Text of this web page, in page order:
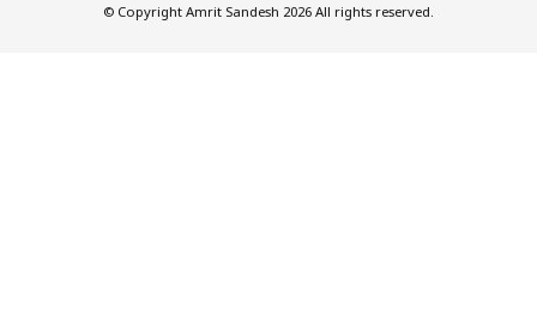
© Copyright Amrit Sandesh 2026 All rights reserved.